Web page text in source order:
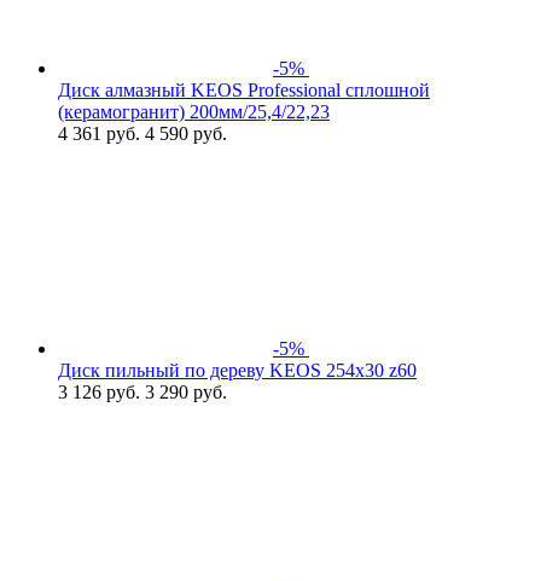
-5%
Диск алмазный KEOS Professional сплошной
(керамогранит) 200мм/25,4/22,23
4 361 руб. 4 590 руб.
-5%
Диск пильный по дереву KEOS 254x30 z60
3 126 руб. 3 290 руб.